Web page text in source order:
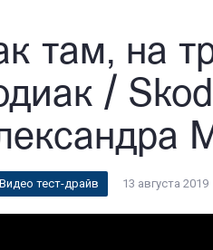
там, на
/
Видео тест-драйв 13 августа 2019